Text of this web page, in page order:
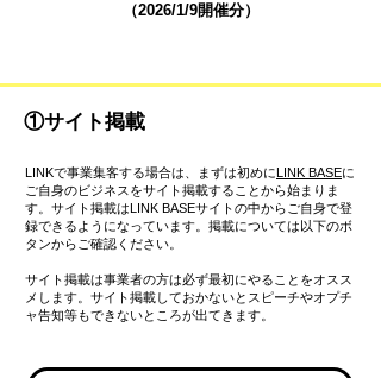
（2026/1/9開催分）
①サイト掲載
​LINKで事業集客する場合は、まずは初めにLINK BASEに
ご自身のビジネスをサイト掲載することから始まりま
す。サイト掲載はLINK BASEサイトの中からご自身で登
録できるようになっています。掲載については以下のボ
タンからご確認ください。
​サイト掲載は事業者の方は必ず最初にやることをオスス
メします。サイト掲載しておかないとスピーチやオプチ
ャ告知等もできないところが出てきます。